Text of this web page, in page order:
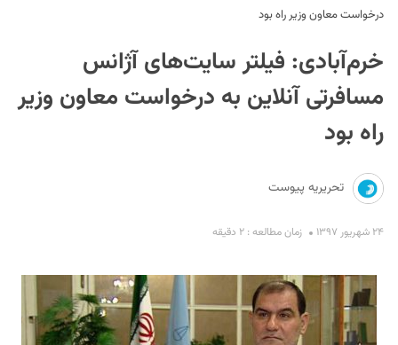
درخواست معاون وزیر راه بود
خرم‌آبادی: فیلتر سایت‌های آژانس
مسافرتی آنلاین به درخواست معاون وزیر
راه بود
تحریریه پیوست
۲۴ شهریور ۱۳۹۷ زمان مطالعه : ۲ دقیقه